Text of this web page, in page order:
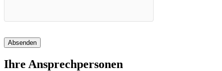
Absenden
Ihre Ansprechpersonen